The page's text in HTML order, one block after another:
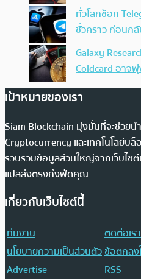
ทั่วโลกช็อก
ชั่วคราว ก่อนก
Galaxy
Coldcard อาจ
เป้าหมายของเรา
Siam Blockchain มุ่งมั่นที่จะช่วยน
Cryptocurrency และเทคโนโลยีบ
รวบรวมข้อมูลส่วนใหญ่จากเว็บไซต์
แปลส่งตรงถึงฟีดคุณ
เกี่ยวกับเว็บไซต์นี้
ทีมงาน
ติดต่อเรา
นโยบายความเป็นส่วนตัวข้อตกลง
Advertise
RSS